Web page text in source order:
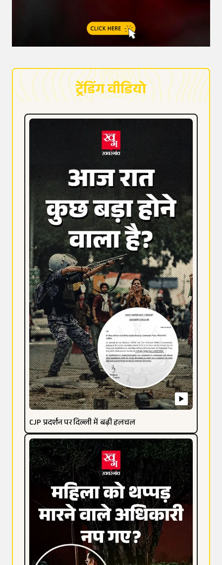
ट्रेंडिंग वीडियो
CJP प्रदर्शन पर दिल्ली में बढ़ी हलचल